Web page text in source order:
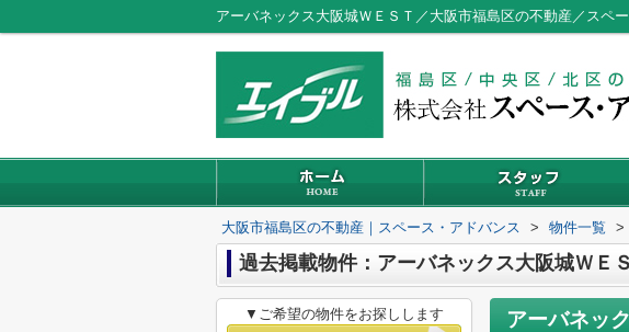
アーバネックス大阪城ＷＥＳＴ／大阪市福島区の不動産／スペ
大阪市福島区の不動産｜スペース・アドバンス > 物件一覧 >
過去掲載物件：アーバネックス大阪城ＷＥ
▼ご希望の物件をお探しします